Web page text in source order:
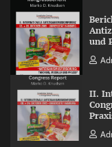
und
II.